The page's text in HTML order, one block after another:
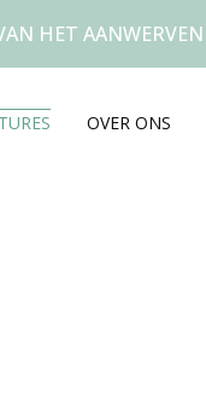
HET AANWERVEN
OVER ONS